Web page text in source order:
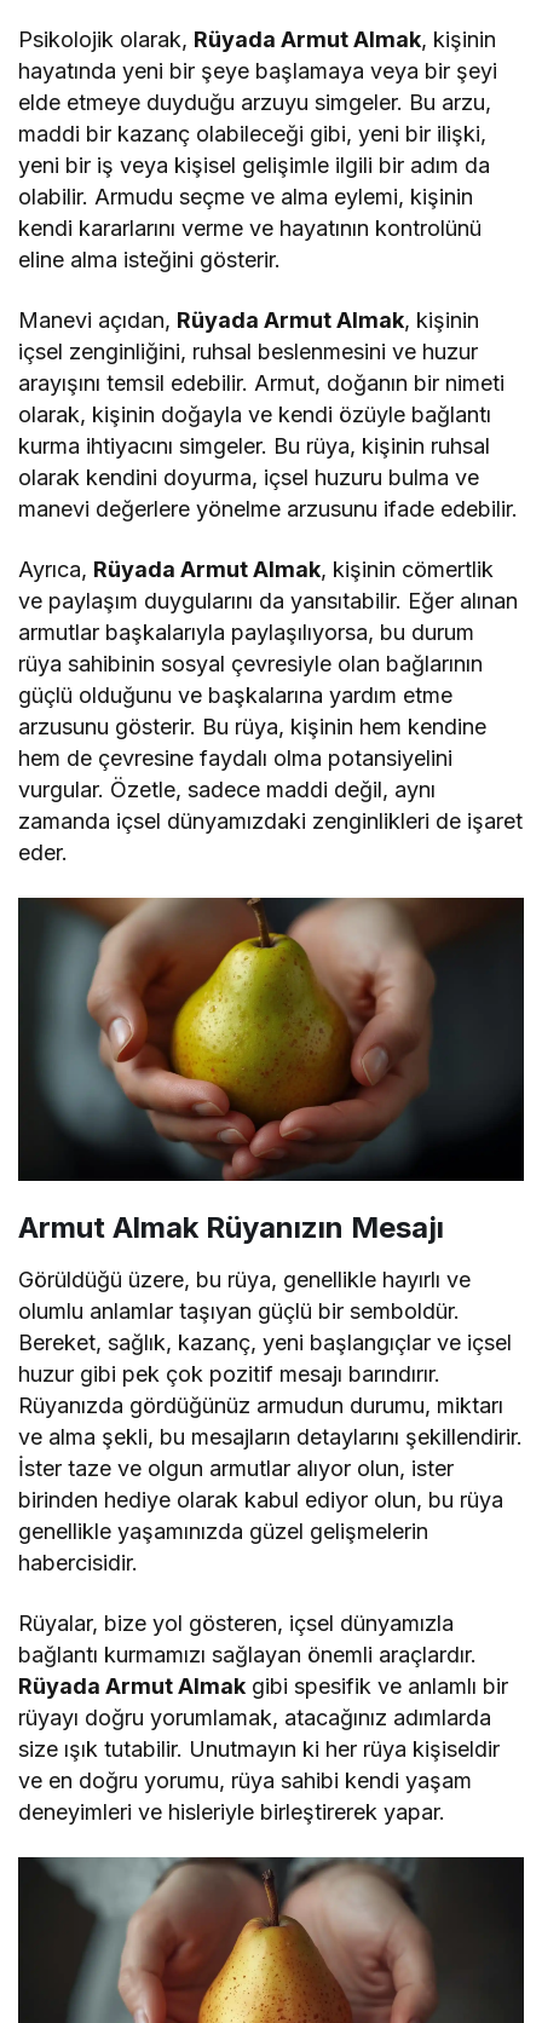
Psikolojik olarak, Rüyada Armut Almak, kişinin
hayatında yeni bir şeye başlamaya veya bir şeyi
elde etmeye duyduğu arzuyu simgeler. Bu arzu,
maddi bir kazanç olabileceği gibi, yeni bir ilişki,
yeni bir iş veya kişisel gelişimle ilgili bir adım da
olabilir. Armudu seçme ve alma eylemi, kişinin
kendi kararlarını verme ve hayatının kontrolünü
eline alma isteğini gösterir.
Manevi açıdan, Rüyada Armut Almak, kişinin
içsel zenginliğini, ruhsal beslenmesini ve huzur
arayışını temsil edebilir. Armut, doğanın bir nimeti
olarak, kişinin doğayla ve kendi özüyle bağlantı
kurma ihtiyacını simgeler. Bu rüya, kişinin ruhsal
olarak kendini doyurma, içsel huzuru bulma ve
manevi değerlere yönelme arzusunu ifade edebilir.
Ayrıca, Rüyada Armut Almak, kişinin cömertlik
ve paylaşım duygularını da yansıtabilir. Eğer alınan
armutlar başkalarıyla paylaşılıyorsa, bu durum
rüya sahibinin sosyal çevresiyle olan bağlarının
güçlü olduğunu ve başkalarına yardım etme
arzusunu gösterir. Bu rüya, kişinin hem kendine
hem de çevresine faydalı olma potansiyelini
vurgular. Özetle, sadece maddi değil, aynı
zamanda içsel dünyamızdaki zenginlikleri de işaret
eder.
Armut Almak Rüyanızın Mesajı
Görüldüğü üzere, bu rüya, genellikle hayırlı ve
olumlu anlamlar taşıyan güçlü bir semboldür.
Bereket, sağlık, kazanç, yeni başlangıçlar ve içsel
huzur gibi pek çok pozitif mesajı barındırır.
Rüyanızda gördüğünüz armudun durumu, miktarı
ve alma şekli, bu mesajların detaylarını şekillendirir.
İster taze ve olgun armutlar alıyor olun, ister
birinden hediye olarak kabul ediyor olun, bu rüya
genellikle yaşamınızda güzel gelişmelerin
habercisidir.
Rüyalar, bize yol gösteren, içsel dünyamızla
bağlantı kurmamızı sağlayan önemli araçlardır.
Rüyada Armut Almak gibi spesifik ve anlamlı bir
rüyayı doğru yorumlamak, atacağınız adımlarda
size ışık tutabilir. Unutmayın ki her rüya kişiseldir
ve en doğru yorumu, rüya sahibi kendi yaşam
deneyimleri ve hisleriyle birleştirerek yapar.